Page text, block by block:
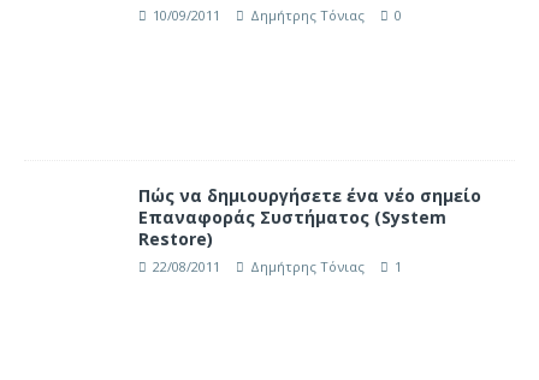
10/09/2011 Δημήτρης Τόνιας 0
Πώς να δημιουργήσετε ένα νέο σημείο
Επαναφοράς Συστήματος (System
Restore)
22/08/2011 Δημήτρης Τόνιας 1